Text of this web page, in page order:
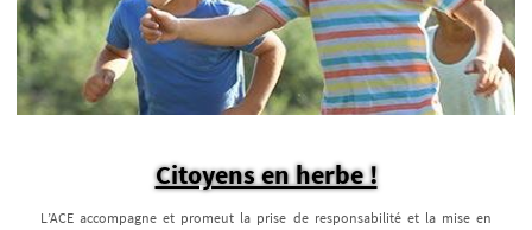
Citoyens en herbe !
L’ACE accompagne et promeut la prise de responsabilité et la mise en